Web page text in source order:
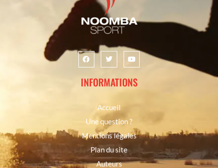
INFORMATIONS
Accueil
Une question ?
Mentions légales
Plan du site
Auteurs